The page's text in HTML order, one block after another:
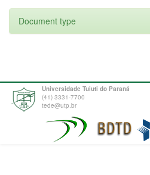
Document type
Universidade Tuiuti do Paraná
(41) 3331-7700
tede@utp.br